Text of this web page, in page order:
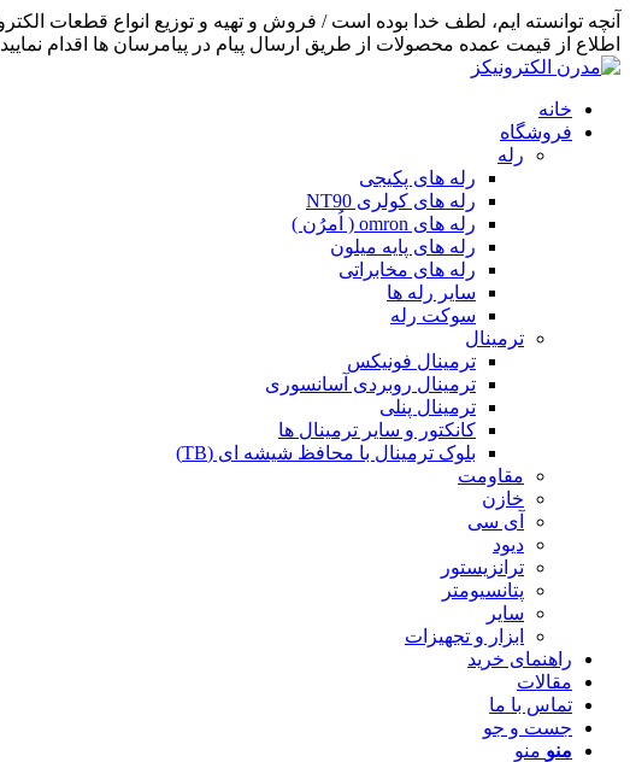
اطلاع از قیمت عمده محصولات از طریق ارسال پیام در پیامرسان ها اقدام نمایید
خانه
فروشگاه
رله
رله های پکیجی
رله های کولری NT90
رله های omron ( اُمرُن )
رله های پایه میلون
رله های مخابراتی
سایر رله ها
سوکت رله
ترمینال
ترمینال فونیکس
ترمینال روبردی آسانسوری
ترمینال پنلی
کانکتور و سایر ترمینال ها
بلوک ترمینال با محافظ شیشه ای (TB)
مقاومت
خازن
آی سی
دیود
ترانزیستور
پتانسیومتر
سایر
ابزار و تجهیزات
راهنمای خرید
مقالات
تماس با ما
جست و جو
منو منو